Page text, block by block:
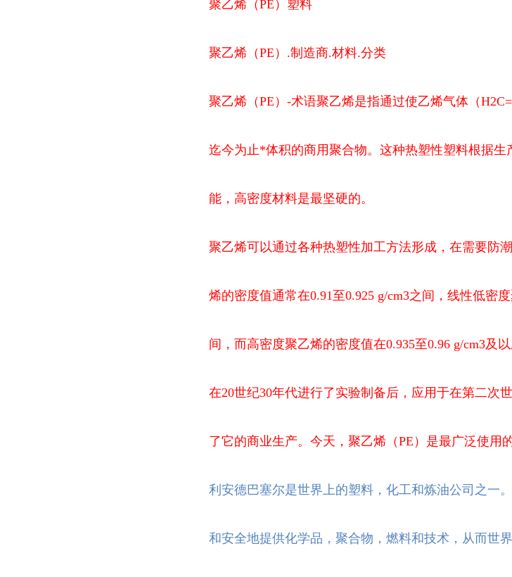
聚乙烯（PE）塑料
聚乙烯（PE）.制造商.材料.分类
聚乙烯（PE）-术语聚乙烯是指通过使乙烯气体（
迄今为止*体积的商用聚合物。这种热塑性塑料根据
能，高密度材料是最坚硬的。
聚乙烯可以通过各种热塑性加工方法形成，在需要防
烯的密度值通常在0.91至0.925 g/cm3之间，线性低密
间，而高密度聚乙烯的密度值在0.935至0.96 g/cm3及以
在20世纪30年代进行了实验制备后，应用于在第二次
了它的商业生产。今天，聚乙烯（PE）是最广泛使用
利安德巴塞尔是世界上的塑料，化工和炼油公司之一
和安全地提供化学品，聚合物，燃料和技术，从而世